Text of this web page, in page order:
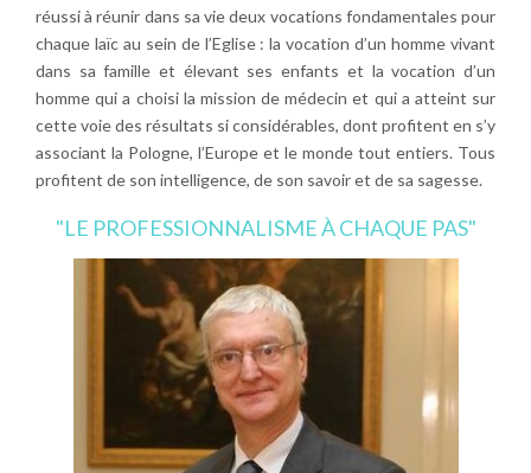
réussi à réunir dans sa vie deux vocations fondamentales pour
chaque laïc au sein de l’Eglise : la vocation d’un homme vivant
dans sa famille et élevant ses enfants et la vocation d’un
homme qui a choisi la mission de médecin et qui a atteint sur
cette voie des résultats si considérables, dont profitent en s’y
associant la Pologne, l’Europe et le monde tout entiers. Tous
profitent de son intelligence, de son savoir et de sa sagesse.
"LE PROFESSIONNALISME À CHAQUE PAS"